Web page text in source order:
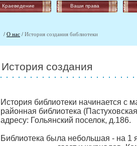
Краеведение Ваши права
/ О нас / История создания библиотеки
История создания
История библиотеки начинается с
районная библиотека
адресу: Гольянский поселок, д.186.
Библиотека была небольшая - на 1